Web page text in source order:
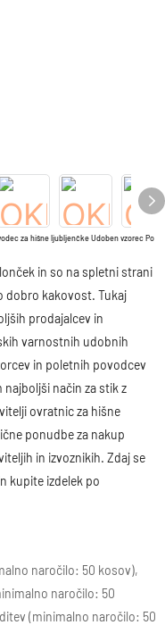
za hišne ljubljenčke Udoben vzorec Po
in so na spletni strani
dobro kakovost. Tukaj
prodajalcev in
varnostnih udobnih
in poletnih povodcev
način za stik z
ovratnic za hišne
ponudbe za nakup
in izvoznikih. Zdaj se
kupite izdelek po
naročilo: 50 kosov),
naročilo: 50
(minimalno naročilo: 50